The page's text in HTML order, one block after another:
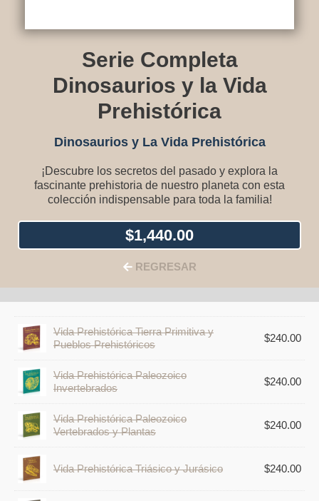
Serie Completa
Dinosaurios y la Vida
Prehistórica
Dinosaurios y La Vida Prehistórica
¡Descubre los secretos del pasado y explora la
fascinante prehistoria de nuestro planeta con esta
colección indispensable para toda la familia!
$1,440.00
REGRESAR
Vida Prehistórica Tierra Primitiva y
Pueblos Prehistóricos
$240.00
Vida Prehistórica Paleozoico
Invertebrados
$240.00
Vida Prehistórica Paleozoico
Vertebrados y Plantas
$240.00
Vida Prehistórica Triásico y Jurásico $240.00